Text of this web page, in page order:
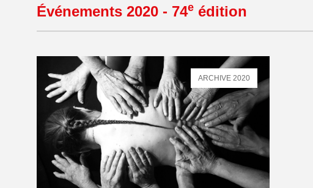
Événements 2020 - 74e édition
ARCHIVE 2020